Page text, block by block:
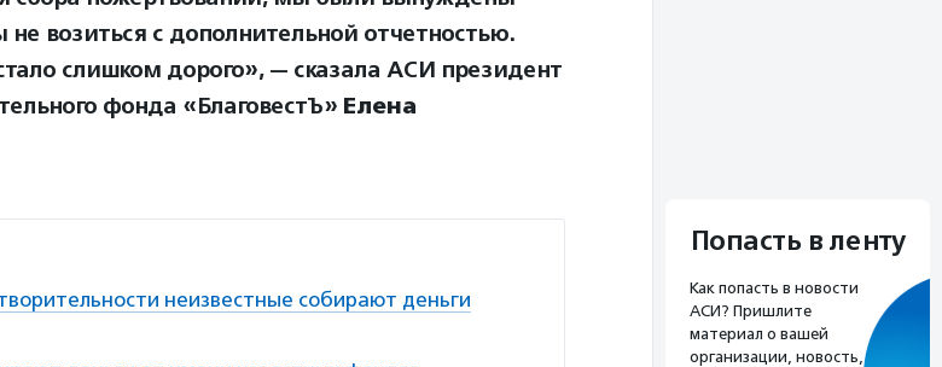
не возиться с дополнительной отчетностью.
слишком дорого», — сказала АСИ президент
фонда «БлаговестЪ» Елена
неизвестные собирают деньги
Попасть в ленту
Как попасть в новости
АСИ? Пришлите
материал о вашей
организации, новость,